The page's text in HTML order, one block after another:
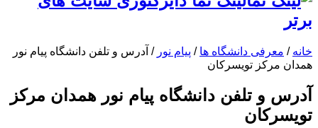
برتر
خانه / معرفی دانشگاه ها / پیام نور / آدرس و تلفن دانشگاه پیام نور
همدان مرکز تویسرکان
آدرس و تلفن دانشگاه پیام نور همدان مرکز
تویسرکان